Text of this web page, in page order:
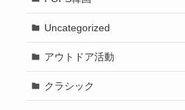
Uncategorized
アウトドア活動
クラシック